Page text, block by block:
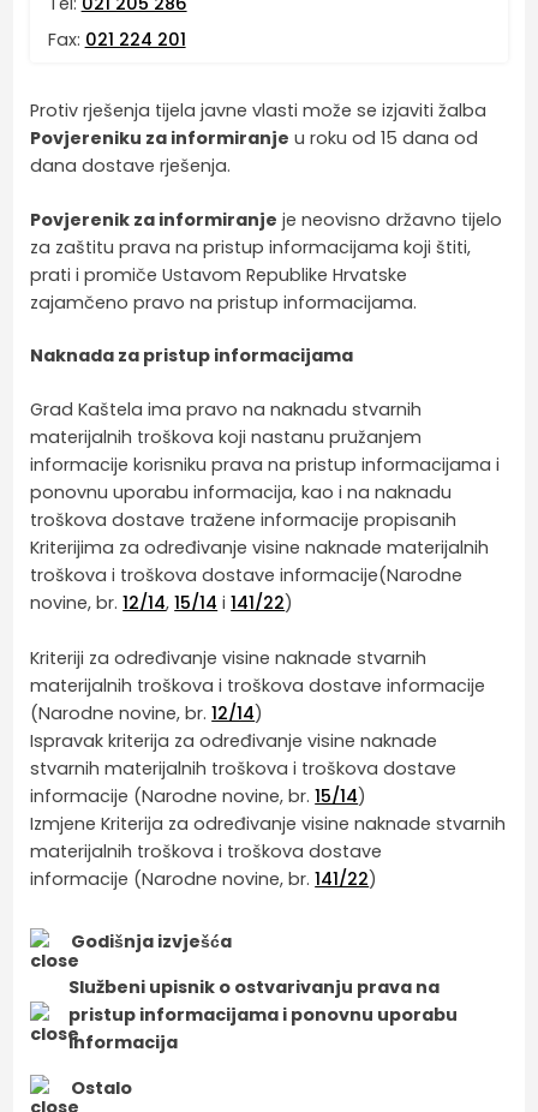
Fax: 021 224 201
Protiv rješenja tijela javne vlasti može se izjaviti žalba
Povjereniku za informiranje u roku od 15 dana od
dana dostave rješenja.
Povjerenik za informiranje je neovisno državno tijelo
za zaštitu prava na pristup informacijama koji štiti,
prati i promiče Ustavom Republike Hrvatske
zajamčeno pravo na pristup informacijama.
Naknada za pristup informacijama
Grad Kaštela ima pravo na naknadu stvarnih
materijalnih troškova koji nastanu pružanjem
informacije korisniku prava na pristup informacijama i
ponovnu uporabu informacija, kao i na naknadu
troškova dostave tražene informacije propisanih
Kriterijima za određivanje visine naknade materijalnih
troškova i troškova dostave informacije(Narodne
novine, br.12/14,15/14 i141/22)
Kriteriji za određivanje visine naknade stvarnih
materijalnih troškova i troškova dostave informacije
(Narodne novine, br.12/14)
Ispravak kriterija za određivanje visine naknade
stvarnih materijalnih troškova i troškova dostave
informacije (Narodne novine, br.15/14)
Izmjene Kriterija za određivanje visine naknade stvarnih
materijalnih troškova i troškova dostave
informacije (Narodne novine, br.141/22)
Godišnja izvješća
Službeni upisnik o ostvarivanju prava na
pristup informacijama i ponovnu uporabu
informacija
Ostalo